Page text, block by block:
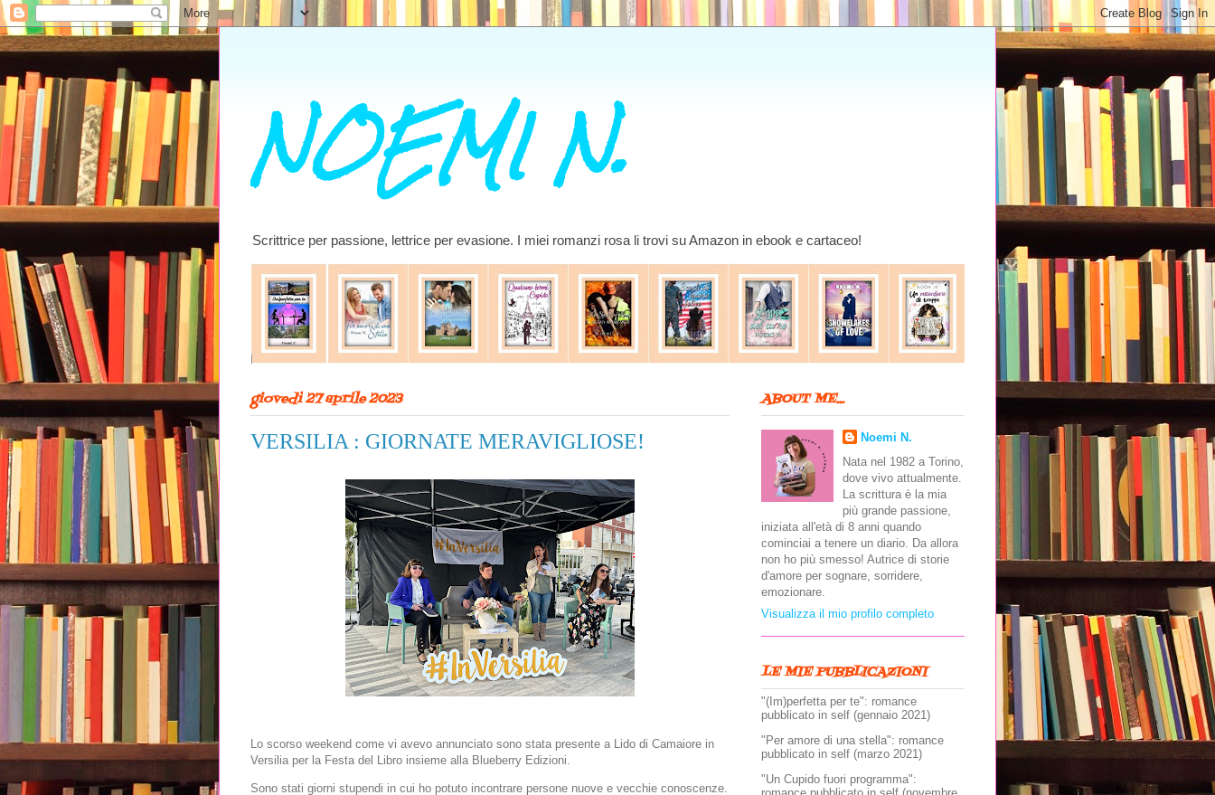
NOEMI N.
Scrittrice per passione, lettrice per evasione. I miei romanzi rosa li trovi su Amazon in ebook e cartaceo!
giovedì 27 aprile 2023
VERSILIA : GIORNATE MERAVIGLIOSE!
Lo scorso weekend come vi avevo annunciato sono stata presente a Lido di Camaiore in
Versilia per la Festa del Libro insieme alla Blueberry Edizioni.
Sono stati giorni stupendi in cui ho potuto incontrare persone nuove e vecchie conoscenze.
ABOUT ME...
Noemi N.
Nata nel 1982 a Torino,
dove vivo attualmente.
La scrittura è la mia
più grande passione,
iniziata all'età di 8 anni quando
cominciai a tenere un diario. Da allora
non ho più smesso! Autrice di storie
d'amore per sognare, sorridere,
emozionare.
Visualizza il mio profilo completo
LE MIE PUBBLICAZIONI
"(Im)perfetta per te": romance
pubblicato in self (gennaio 2021)
"Per amore di una stella": romance
pubblicato in self (marzo 2021)
"Un Cupido fuori programma":